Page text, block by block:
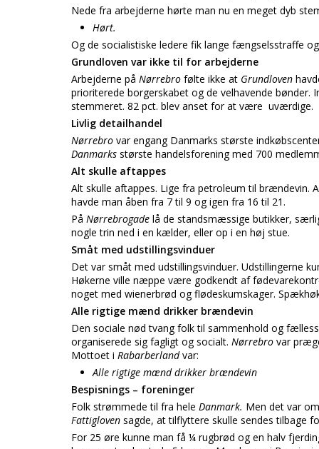
Nede fra arbejderne hørte man nu en meget dyb
Hørt.
Og de socialistiske ledere fik lange fængselsstraffe
Grundloven var ikke til for arbejderne
Arbejderne på Nørrebro følte ikke at Grundloven
prioriterede borgerskabet og de velhavende bønder.
stemmeret. 82 pct. blev anset for at være uværdige.
Livlig detailhandel
Nørrebro var engang Danmarks største
Danmarks største handelsforening med 700
Alt skulle aftappes
Alt skulle aftappes. Lige fra petroleum til brændevin.
havde man åben fra 7 til 9 og igen fra 16 til 21.
På Nørrebrogade lå de standsmæssige butikker,
nogle trin ned i en kælder, eller op i en høj stue.
Småt med udstillingsvinduer
Det var småt med udstillingsvinduer. Udstillingerne
Høkerne ville næppe være godkendt af
noget med wienerbrød og flødeskumskager.
Alle rigtige mænd drikker brændevin
Den sociale nød tvang folk til sammenhold og
organiserede sig fagligt og socialt. Nørrebro var
Mottoet i Rabarberlandvar:
Alle rigtige mænd drikker brændevin
Bespisnings – foreninger
Folk strømmede til fra hele Danmark. Men det var
Fattigloven sagde, at tilflyttere skulle sendes tilbage
For 25 øre kunne man få ¼ rugbrød og en halv